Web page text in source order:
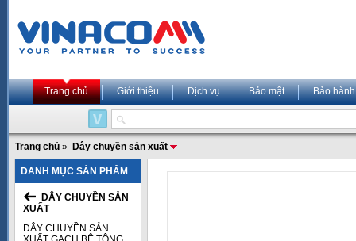
Trang chủ Giới thiệu Dịch vụ Bảo mật Bảo hành
Trang chủ » Dây chuyền sản xuất
DANH MỤC SẢN PHẨM
DÂY CHUYỀN SẢN
XUẤT
DÂY CHUYỀN SẢN